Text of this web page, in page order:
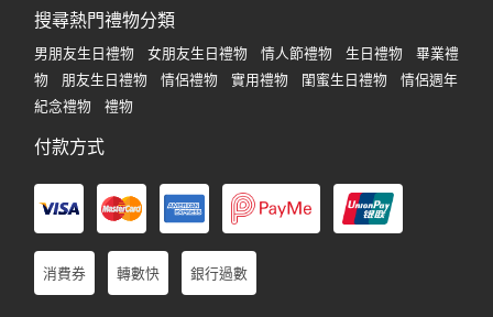
搜尋熱門禮物分類
男朋友生日禮物 女朋友生日禮物 情人節禮物 生日禮物
畢業禮
物
朋友生日禮物 情侶禮物 實用禮物 閨蜜生日禮物
情侶週年
紀念禮物
禮物
付款方式
消費券 轉數快 銀行過數